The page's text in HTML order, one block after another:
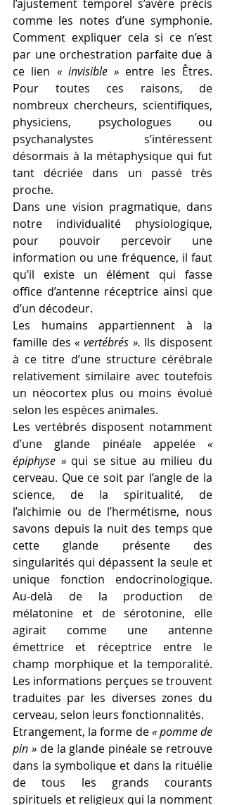
l’ajustement temporel s’avère précis
comme les notes d’une symphonie.
Comment expliquer cela si ce n’est
par une orchestration parfaite due à
ce lien « invisible » entre les Êtres.
Pour toutes ces raisons, de
nombreux chercheurs, scientifiques,
physiciens, psychologues ou
psychanalystes s’intéressent
désormais à la métaphysique qui fut
tant décriée dans un passé très
proche.
Dans une vision pragmatique, dans
notre individualité physiologique,
pour pouvoir percevoir une
information ou une fréquence, il faut
qu’il existe un élément qui fasse
office d’antenne réceptrice ainsi que
d’un décodeur.
Les humains appartiennent à la
famille des « vertébrés ». Ils disposent
à ce titre d’une structure cérébrale
relativement similaire avec toutefois
un néocortex plus ou moins évolué
selon les espèces animales.
Les vertébrés disposent notamment
d’une glande pinéale appelée «
épiphyse » qui se situe au milieu du
cerveau. Que ce soit par l’angle de la
science, de la spiritualité, de
l’alchimie ou de l’hermétisme, nous
savons depuis la nuit des temps que
cette glande présente des
singularités qui dépassent la seule et
unique fonction endocrinologique.
Au-delà de la production de
mélatonine et de sérotonine, elle
agirait comme une antenne
émettrice et réceptrice entre le
champ morphique et la temporalité.
Les informations perçues se trouvent
traduites par les diverses zones du
cerveau, selon leurs fonctionnalités.
Etrangement, la forme de « pomme de
pin » de la glande pinéale se retrouve
dans la symbolique et dans la rituélie
de tous les grands courants